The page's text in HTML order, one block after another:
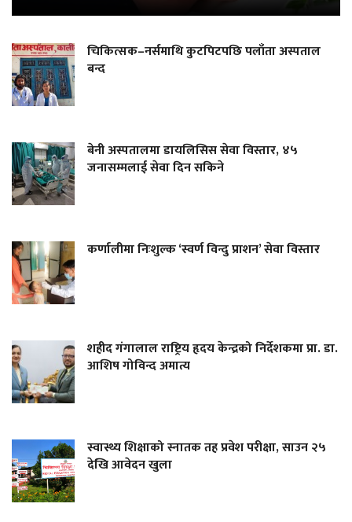
चिकित्सक–नर्समाथि कुटपिटपछि पलाँता अस्पताल
बन्द
बेनी अस्पतालमा डायलिसिस सेवा विस्तार, ४५
जनासम्मलाई सेवा दिन सकिने
कर्णालीमा निःशुल्क ‘स्वर्ण विन्दु प्राशन’ सेवा विस्तार
शहीद गंगालाल राष्ट्रिय हृदय केन्द्रको निर्देशकमा प्रा. डा.
आशिष गोविन्द अमात्य
स्वास्थ्य शिक्षाको स्नातक तह प्रवेश परीक्षा, साउन २५
देखि आवेदन खुला